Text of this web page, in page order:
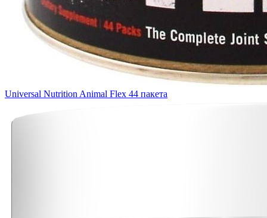
Universal Nutrition Animal Flex 44 пакета